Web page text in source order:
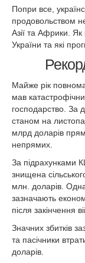
Попри все,
продовольством
Азії та Африки.
України та які
Майже рік
мав
господарство. За
станом на
млрд доларів
непрямих.
За підрахунками
знищена
млн. доларів.
зазначають
після закінчення
Значних збитків
та пасічники
доларів.